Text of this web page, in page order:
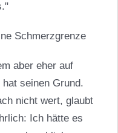
Schmerzgrenze
aber eher auf
seinen Grund.
nicht wert, glaubt
Ich hätte es